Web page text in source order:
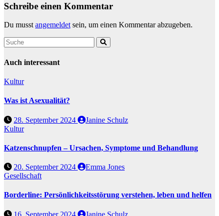
Schreibe einen Kommentar
Du musstangemeldetsein, um einen Kommentar abzugeben.
Auch interessant
Kultur
Was ist Asexualität?
28. September 2024
Janine Schulz
Kultur
Katzenschnupfen – Ursachen, Symptome und Behandlung
20. September 2024
Emma Jones
Gesellschaft
Borderline: Persönlichkeitsstörung verstehen, leben und helfen
16. September 2024 Janine Schulz